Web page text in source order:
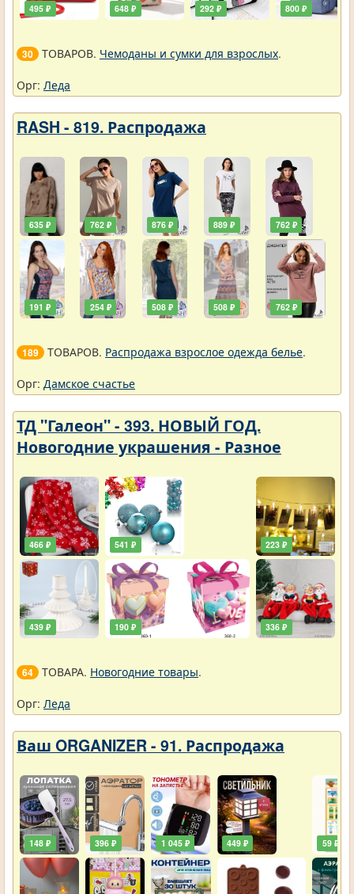
495 ₽ 648 ₽ 292 ₽ 800 ₽
30 ТОВАРОВ. Чемоданы и сумки для взрослых.
Орг: Леда
RASH - 819. Распродажа
635 ₽
191 ₽
762 ₽
254 ₽
876 ₽
508 ₽
889 ₽
508 ₽
762 ₽
762 ₽
189 ТОВАРОВ. Распродажа взрослое одежда белье.
Орг: Дамское счастье
ТД "Галеон" - 393. НОВЫЙ ГОД.
Новогодние украшения - Разное
466 ₽
439 ₽
541 ₽
190 ₽
223 ₽
336 ₽
64 ТОВАРА. Новогодние товары.
Орг: Леда
Ваш ORGANIZER - 91. Распродажа
148 ₽ 396 ₽ 1 045 ₽ 449 ₽ 59 ₽